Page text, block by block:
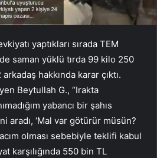
yaptıkları sırada TEM
saman yüklü tırda 99 kilo 250
hakkında karar çıktı.
Beytullah G., “Irakta
yabancı bir şahıs
aradı, ‘Mal var götürür müsün?
olması sebebiyle teklifi kabul
karşılığında 550 bin TL